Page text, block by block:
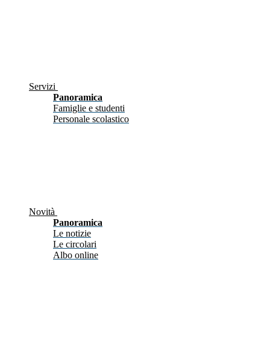
Servizi
Panoramica
Famiglie e studenti
Personale scolastico
Novità
Panoramica
Le notizie
Le circolari
Albo online